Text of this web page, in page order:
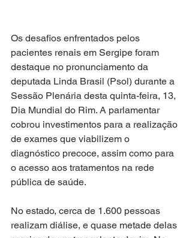
Os desafios enfrentados pelos
pacientes renais em Sergipe foram
destaque no pronunciamento da
deputada Linda Brasil (Psol) durante a
Sessão Plenária desta quinta-feira, 13,
Dia Mundial do Rim. A parlamentar
cobrou investimentos para a realização
de exames que viabilizem o
diagnóstico precoce, assim como para
o acesso aos tratamentos na rede
pública de saúde.
No estado, cerca de 1.600 pessoas
realizam diálise, e quase metade delas